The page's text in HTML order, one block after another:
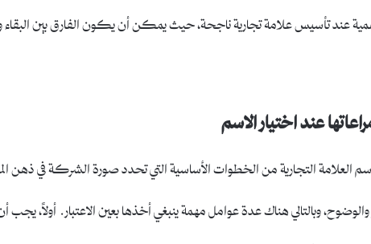
عند تأسيس علامة تجارية ناجحة، حيث يمكن أن يكون الفارق بين البقاء
عند اختيار الاسم
اسم العلامة التجارية من الخطوات الأساسية التي تحدد صورة الشركة في
والوضوح، وبالتالي هناك عدة عوامل مهمة ينبغي أخذها بعين الاعتبار. أولاً،